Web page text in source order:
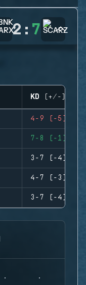
2 : 7
KD (+/-)
4-9 (-5)
7-8 (-1)
3-7 (-4)
4-7 (-3)
3-7 (-4)